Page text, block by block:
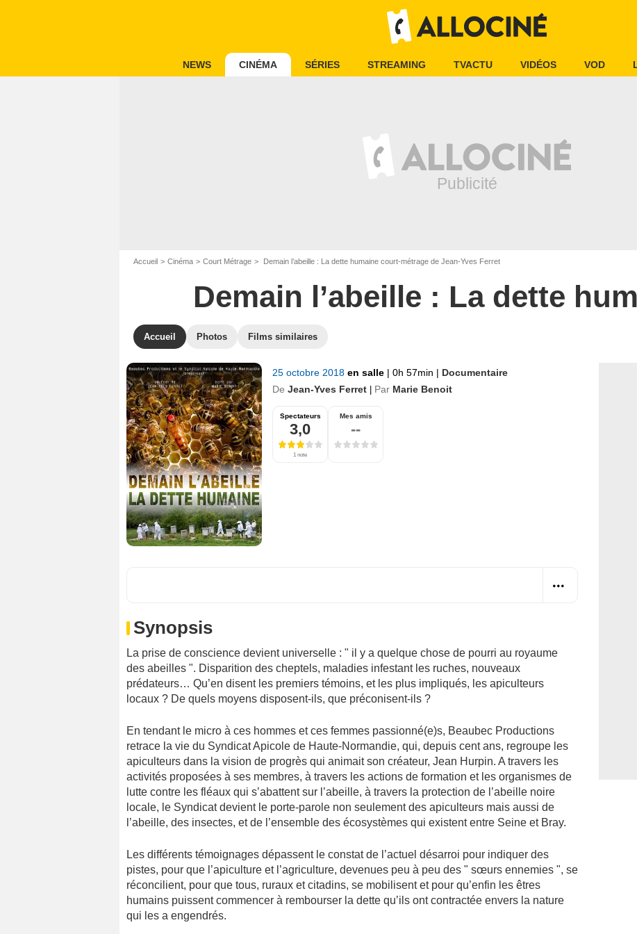
NEWS CINÉMA SÉRIES STREAMING TVACTU VIDÉOS VOD
Accueil Cinéma Court Métrage Demain l’abeille : La dette humaine court-métrage de Jean-Yves Ferret
Demain l’abeille : La dette
Accueil Photos Films similaires
25 octobre 2018 en salle | 0h 57min | Documentaire
De Jean-Yves Ferret Par Marie Benoit
Spectateurs
3,0
1 note
Mes amis
--
Synopsis
La prise de conscience devient universelle : " il y a quelque chose de pourri au royaume
des abeilles ". Disparition des cheptels, maladies infestant les ruches, nouveaux
prédateurs… Qu’en disent les premiers témoins, et les plus impliqués, les apiculteurs
locaux ? De quels moyens disposent-ils, que préconisent-ils ?
En tendant le micro à ces hommes et ces femmes passionné(e)s, Beaubec Productions
retrace la vie du Syndicat Apicole de Haute-Normandie, qui, depuis cent ans, regroupe les
apiculteurs dans la vision de progrès qui animait son créateur, Jean Hurpin. A travers les
activités proposées à ses membres, à travers les actions de formation et les organismes de
lutte contre les fléaux qui s’abattent sur l’abeille, à travers la protection de l’abeille noire
locale, le Syndicat devient le porte-parole non seulement des apiculteurs mais aussi de
l’abeille, des insectes, et de l’ensemble des écosystèmes qui existent entre Seine et Bray.
Les différents témoignages dépassent le constat de l’actuel désarroi pour indiquer des
pistes, pour que l’apiculture et l’agriculture, devenues peu à peu des " sœurs ennemies ", se
réconcilient, pour que tous, ruraux et citadins, se mobilisent et pour qu’enfin les êtres
humains puissent commencer à rembourser la dette qu’ils ont contractée envers la nature
qui les a engendrés.